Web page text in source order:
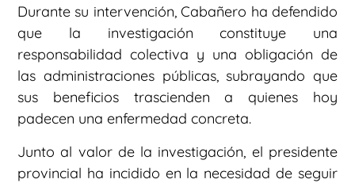
Durante su intervención, Cabañero ha defendido
que la investigación constituye una
responsabilidad colectiva y una obligación de
las administraciones públicas, subrayando que
sus beneficios trascienden a quienes hoy
padecen una enfermedad concreta.
Junto al valor de la investigación, el presidente
provincial ha incidido en la necesidad de seguir